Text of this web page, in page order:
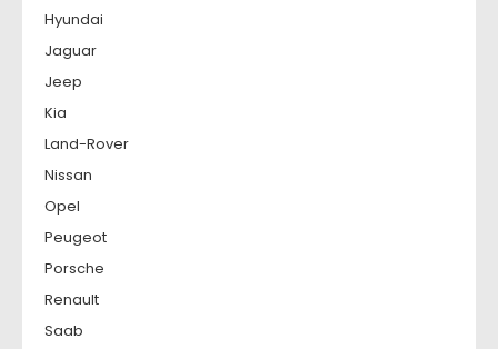
Hyundai
Jaguar
Jeep
Kia
Land-Rover
Nissan
Opel
Peugeot
Porsche
Renault
Saab